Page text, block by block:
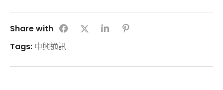
Share with
Tags: 中興通訊